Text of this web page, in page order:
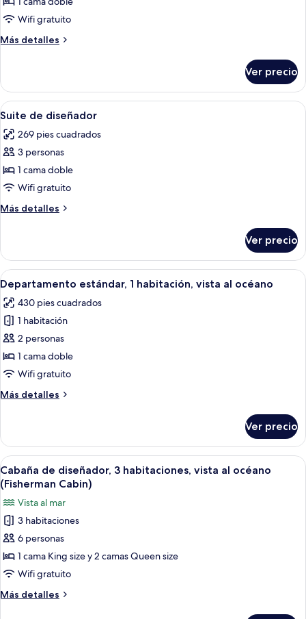
Suite
de
diseñador,
al
océano
Wifi gratuito
Más detalles
Más
de
diseñador,
vista
océano
Ver precio
Abrir
todas
las
fotos
de
Suite
de
diseñador
Un dormitorio moderno con
8
Suite de diseñador
269 pies cuadrados
3 personas
1 cama doble
Wifi gratuito
Más detalles
Más
de
diseñador
Ver precio
Abrir
todas
las
fotos
de
Departamento
estándar,
habitación,
océano
Una sala de estar moderna con un
5
Departamento estándar, 1 habitación, vista al océano
430 pies cuadrados
1 habitación
2 personas
1 cama doble
Wifi gratuito
Más detalles
Más
estándar,
habitación,
vista
al
océano
Ver precio
Abrir
todas
las
fotos
de
Cabaña
de
diseñador,
3
habitaciones,
Interior rústico de una cabaña con
13
Cabaña de diseñador, 3 habitaciones, vista al océano
(Fisherman Cabin)
Vista al mar
3 habitaciones
6 personas
1 cama King size y 2 camas Queen size
Wifi gratuito
Más detalles
Más